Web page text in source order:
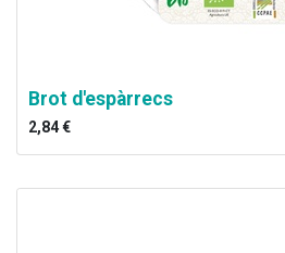
Brot d'espàrrecs
2,84€